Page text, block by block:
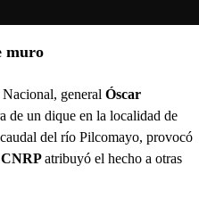
muro
general Óscar
de un dique en la localidad de
del río Pilcomayo, provocó
CNRPatribuyó el hecho a otras